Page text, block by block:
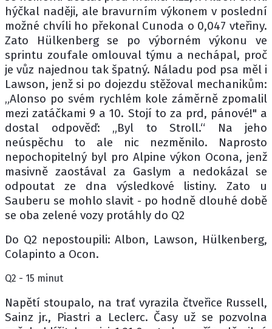
hýčkal naději, ale bravurním výkonem v poslední
možné chvíli ho překonal Cunoda o 0,047 vteřiny.
Zato Hülkenberg se po výborném výkonu ve
sprintu zoufale omlouval týmu a nechápal, proč
je vůz najednou tak špatný. Náladu pod psa měl i
Lawson, jenž si po dojezdu stěžoval mechanikům:
„Alonso po svém rychlém kole záměrně zpomalil
mezi zatáčkami 9 a 10. Stojí to za prd, pánové!" a
dostal odpověď: „Byl to Stroll.“ Na jeho
neúspěchu to ale nic nezměnilo. Naprosto
nepochopitelný byl pro Alpine výkon Ocona, jenž
masivně zaostával za Gaslym a nedokázal se
odpoutat ze dna výsledkové listiny. Zato u
Sauberu se mohlo slavit - po hodně dlouhé době
se oba zelené vozy protáhly do Q2
Do Q2 nepostoupili: Albon, Lawson, Hülkenberg,
Colapinto a Ocon.
Q2 - 15 minut
Napětí stoupalo, na trať vyrazila čtveřice Russell,
Sainz jr., Piastri a Leclerc. Časy už se pozvolna